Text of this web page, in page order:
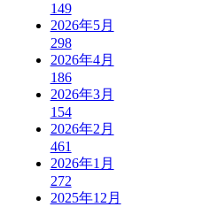
149
2026年5月
298
2026年4月
186
2026年3月
154
2026年2月
461
2026年1月
272
2025年12月